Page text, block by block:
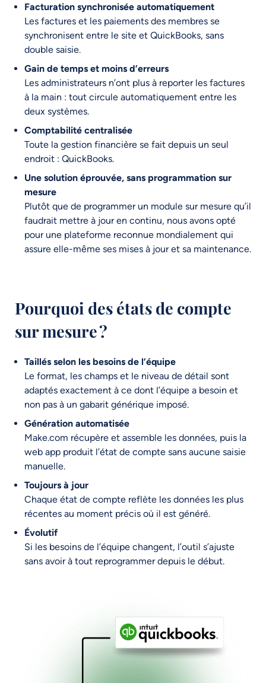
Facturation synchronisée automatiquement
Les factures et les paiements des membres se
synchronisent entre le site et QuickBooks, sans
double saisie.
Gain de temps et moins d’erreurs
Les administrateurs n’ont plus à reporter les factures
à la main : tout circule automatiquement entre les
deux systèmes.
Comptabilité centralisée
Toute la gestion financière se fait depuis un seul
endroit : QuickBooks.
Une solution éprouvée, sans programmation sur
mesure
Plutôt que de programmer un module sur mesure qu’il
faudrait mettre à jour en continu, nous avons opté
pour une plateforme reconnue mondialement qui
assure elle-même ses mises à jour et sa maintenance.
Pourquoi des états de compte
sur mesure ?
Taillés selon les besoins de l’équipe
Le format, les champs et le niveau de détail sont
adaptés exactement à ce dont l’équipe a besoin et
non pas à un gabarit générique imposé.
Génération automatisée
Make.com récupère et assemble les données, puis la
web app produit l’état de compte sans aucune saisie
manuelle.
Toujours à jour
Chaque état de compte reflète les données les plus
récentes au moment précis où il est généré.
Évolutif
Si les besoins de l’équipe changent, l’outil s’ajuste
sans avoir à tout reprogrammer depuis le début.